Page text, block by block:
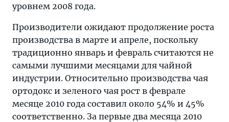
уровнем 2008 года.
Производители ожидают продолжение роста
производства в марте и апреле, поскольку
традиционно январь и февраль считаются не
самыми лучшими месяцами для чайной
индустрии. Относительно производства чая
ортодокс и зеленого чая рост в феврале
месяце 2010 года составил около 54% и 45%
соответственно. За первые два месяца 2010